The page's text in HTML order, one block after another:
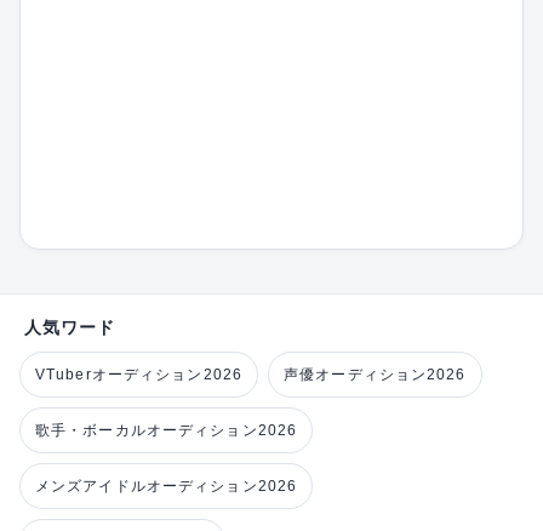
人気ワード
VTuberオーディション2026 声優オーディション2026
歌手・ボーカルオーディション2026
メンズアイドルオーディション2026